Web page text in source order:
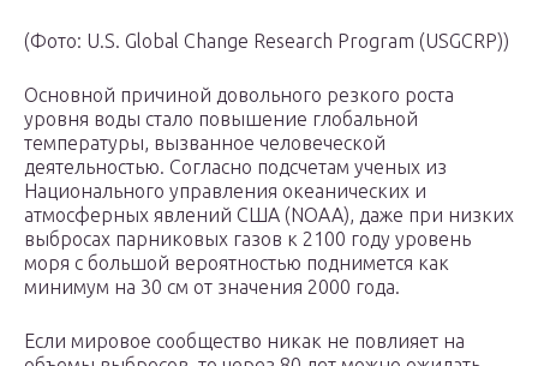
(Фото: U.S. Global Change Research Program (USGCRP))
Основной причиной довольного резкого роста
уровня воды стало повышение глобальной
температуры, вызванное человеческой
деятельностью. Согласно подсчетам ученых из
Национального управления океанических и
атмосферных явлений США (NOAA), даже при низких
выбросах парниковых газов к 2100 году уровень
моря с большой вероятностью поднимется как
минимум на 30 см от значения 2000 года.
Если мировое сообщество никак не повлияет на